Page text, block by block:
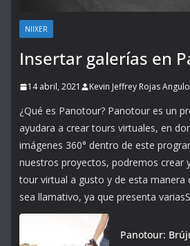
NIIXER
Insertar galerías en
14 abril, 2021 Kevin Jeffrey Rojas Angulo
¿Qué es Panotour? Panotour es un
ayudara a crear tours virtuales, en
imágenes 360° dentro de este
nuestros proyectos, podremos crear
tour virtual a gusto y de esta manera
sea llamativo, ya que presenta
Panotour: